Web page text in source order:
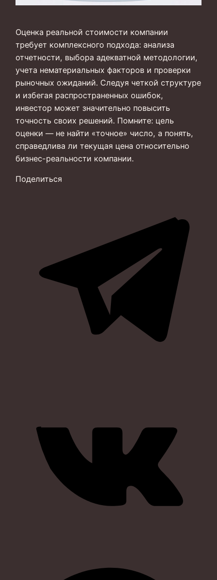
Оценка реальной стоимости компании
требует комплексного подхода: анализа
отчетности, выбора адекватной методологии,
учета нематериальных факторов и проверки
рыночных ожиданий. Следуя четкой структуре
и избегая распространенных ошибок,
инвестор может значительно повысить
точность своих решений. Помните: цель
оценки — не найти «точное» число, а понять,
справедлива ли текущая цена относительно
бизнес-реальности компании.
Поделиться